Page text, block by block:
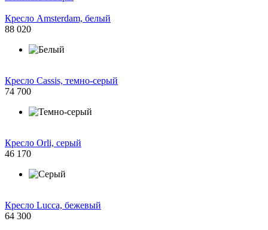
Кресло Amsterdam, белый
88 020
Кресло Cassis, темно-серый
74 700
Кресло Orli, серый
46 170
Кресло Lucca, бежевый
64 300